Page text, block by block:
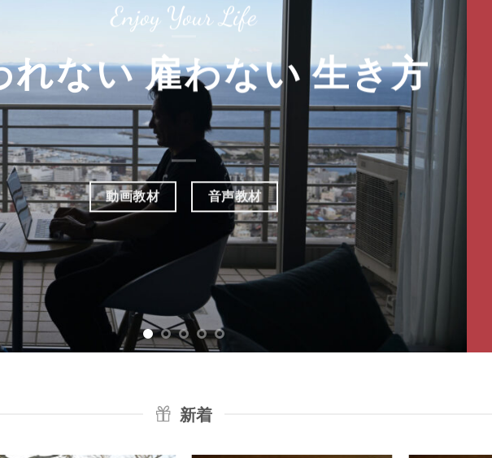
Enjoy Your Life
れない雇わない 生き方
動画教材 音声教材
新着